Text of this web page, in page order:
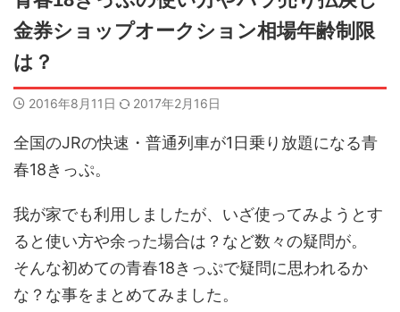
金券ショップオークション相場年齢制限
は？
2016年8月11日 2017年2月16日
全国のJRの快速・普通列車が1日乗り放題になる青
春18きっぷ。
我が家でも利用しましたが、いざ使ってみようとす
ると使い方や余った場合は？など数々の疑問が。
そんな初めての青春18きっぷで疑問に思われるか
な？な事をまとめてみました。